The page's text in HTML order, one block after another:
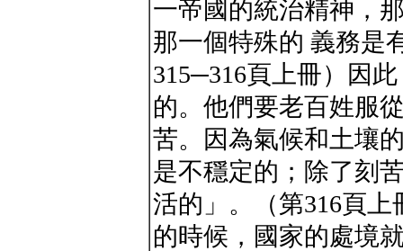
一帝國的統治精神，
那一個特殊的 義務是
315─316頁上冊）因
的。他們要老百姓服
苦。因為氣候和土壤
是不穩定的；除了刻
活的」。（第316頁
的時候，國家的處境